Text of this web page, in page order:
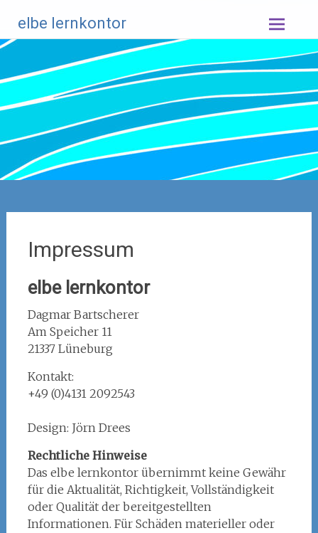
Inhalt
springen
elbe lernkontor
Impressum
elbe lernkontor
Dagmar Bartscherer
Am Speicher 11
21337 Lüneburg
Kontakt:
+49 (0)4131 2092543
Design: Jörn Drees
Rechtliche Hinweise
Das elbe lernkontor übernimmt keine Gewähr
für die Aktualität, Richtigkeit, Vollständigkeit
oder Qualität der bereitgestellten
Informationen. Für Schäden materieller oder